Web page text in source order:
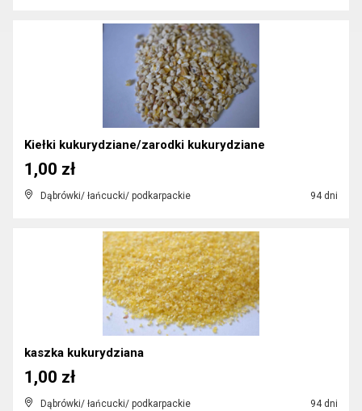
Kiełki kukurydziane/zarodki kukurydziane
Dąbrówki/ łańcucki/ podkarpackie 94 dni
1,00 zł
kaszka kukurydziana
Dąbrówki/ łańcucki/ podkarpackie 94 dni
1,00 zł